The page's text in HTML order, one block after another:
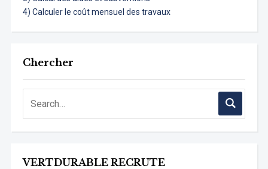
4) Calculer le coût mensuel des travaux
Chercher
VERTDURABLE RECRUTE